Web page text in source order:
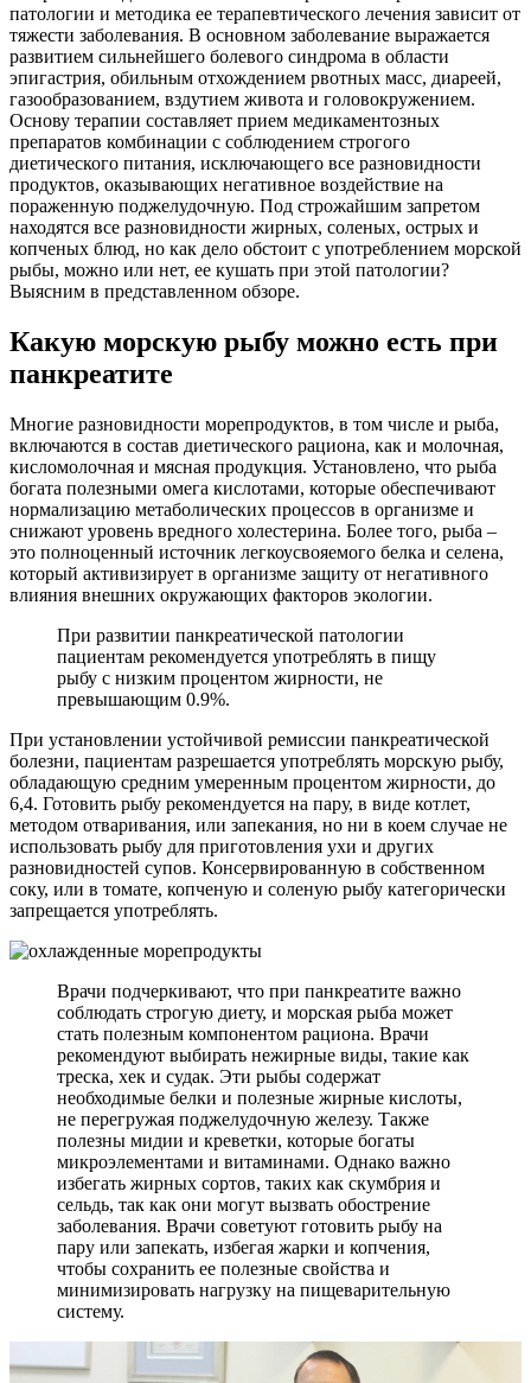
патологии и методика ее терапевтического лечения зависит от
тяжести заболевания. В основном заболевание выражается
развитием сильнейшего болевого синдрома в области
эпигастрия, обильным отхождением рвотных масс, диареей,
газообразованием, вздутием живота и головокружением.
Основу терапии составляет прием медикаментозных
препаратов комбинации с соблюдением строгого
диетического питания, исключающего все разновидности
продуктов, оказывающих негативное воздействие на
пораженную поджелудочную. Под строжайшим запретом
находятся все разновидности жирных, соленых, острых и
копченых блюд, но как дело обстоит с употреблением морской
рыбы, можно или нет, ее кушать при этой патологии?
Выясним в представленном обзоре.
Какую морскую рыбу можно есть при
панкреатите
Многие разновидности морепродуктов, в том числе и рыба,
включаются в состав диетического рациона, как и молочная,
кисломолочная и мясная продукция. Установлено, что рыба
богата полезными омега кислотами, которые обеспечивают
нормализацию метаболических процессов в организме и
снижают уровень вредного холестерина. Более того, рыба –
это полноценный источник легкоусвояемого белка и селена,
который активизирует в организме защиту от негативного
влияния внешних окружающих факторов экологии.
При развитии панкреатической патологии
пациентам рекомендуется употреблять в пищу
рыбу с низким процентом жирности, не
превышающим 0.9%.
При установлении устойчивой ремиссии панкреатической
болезни, пациентам разрешается употреблять морскую рыбу,
обладающую средним умеренным процентом жирности, до
6,4. Готовить рыбу рекомендуется на пару, в виде котлет,
методом отваривания, или запекания, но ни в коем случае не
использовать рыбу для приготовления ухи и других
разновидностей супов. Консервированную в собственном
соку, или в томате, копченую и соленую рыбу категорически
запрещается употреблять.
Врачи подчеркивают, что при панкреатите важно
соблюдать строгую диету, и морская рыба может
стать полезным компонентом рациона. Врачи
рекомендуют выбирать нежирные виды, такие как
треска, хек и судак. Эти рыбы содержат
необходимые белки и полезные жирные кислоты,
не перегружая поджелудочную железу. Также
полезны мидии и креветки, которые богаты
микроэлементами и витаминами. Однако важно
избегать жирных сортов, таких как скумбрия и
сельдь, так как они могут вызвать обострение
заболевания. Врачи советуют готовить рыбу на
пару или запекать, избегая жарки и копчения,
чтобы сохранить ее полезные свойства и
минимизировать нагрузку на пищеварительную
систему.